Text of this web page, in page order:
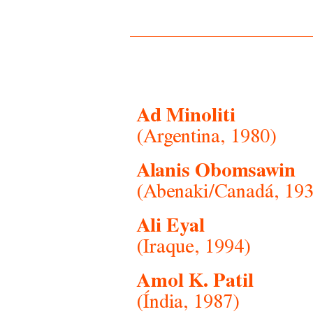
Ad Minoliti
(Argentina, 1980)
Alanis Obomsawin
(Abenaki/Canadá,
Ali Eyal
(Iraque, 1994)
Amol K. Patil
(Índia, 1987)